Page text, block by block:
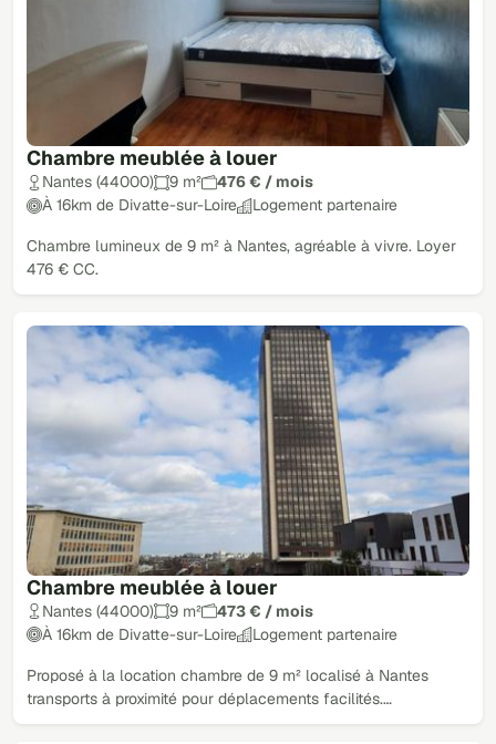
Chambre meublée à louer
Nantes (44000) 9 m²
476 € / mois
À 16km de Divatte-sur-Loire
Logement partenaire
Chambre lumineux de 9 m² à Nantes, agréable à vivre. Loyer
476 € CC.
Chambre meublée à louer
Nantes (44000) 9 m²
473 € / mois
À 16km de Divatte-sur-Loire
Logement partenaire
Proposé à la location chambre de 9 m² localisé à Nantes
transports à proximité pour déplacements facilités.…